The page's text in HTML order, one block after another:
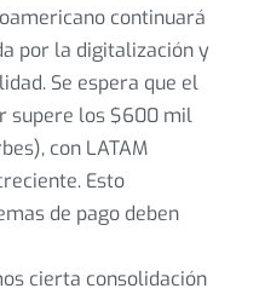
continuará
por la digitalización y
Se espera que el
supere los $600 mil
con LATAM
Esto
de pago deben
cierta consolidación